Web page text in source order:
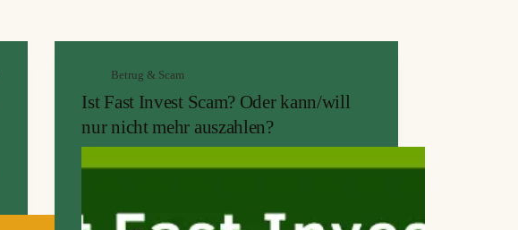
Betrug & Scam
Ist Fast Invest Scam? Oder kann/will
nur nicht mehr auszahlen?